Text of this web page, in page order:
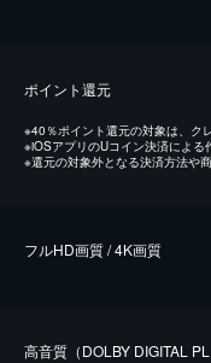
ポイント還元
※40％ポイント還元の対象は、ク
※iOSアプリのUコイン決済による
※還元の対象外となる決済方法や
フルHD画質 / 4K画質
⾼⾳質（DOLBY DIGITAL